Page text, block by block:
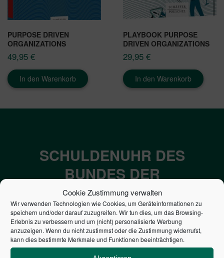
Cookie Zustimmung verwalten
Wir verwenden Technologien wie Cookies, um Geräteinformationen zu
speichern und/oder darauf zuzugreifen. Wir tun dies, um das Browsing-
Erlebnis zu verbessern und um (nicht) personalisierte Werbung
anzuzeigen. Wenn du nicht zustimmst oder die Zustimmung widerrufst,
kann dies bestimmte Merkmale und Funktionen beeinträchtigen.
PURPOSE DRIVEN
ORGANIZATIONS
49,95 €
In den Warenkorb
PLAYBOOK PURPOSE
DRIVEN ORGANIZATIONS
29,95 €
In den Warenkorb
SCHULDENUHR DES
BUNDES DER
STEUERZAHLER
7,052€
NEUVERSCHULDUNG